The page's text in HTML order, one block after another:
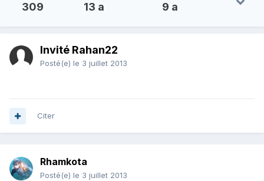
309 13 a 9 a
Invité Rahan22
Posté(e) le 3 juillet 2013
Citer
Rhamkota
Posté(e) le 3 juillet 2013